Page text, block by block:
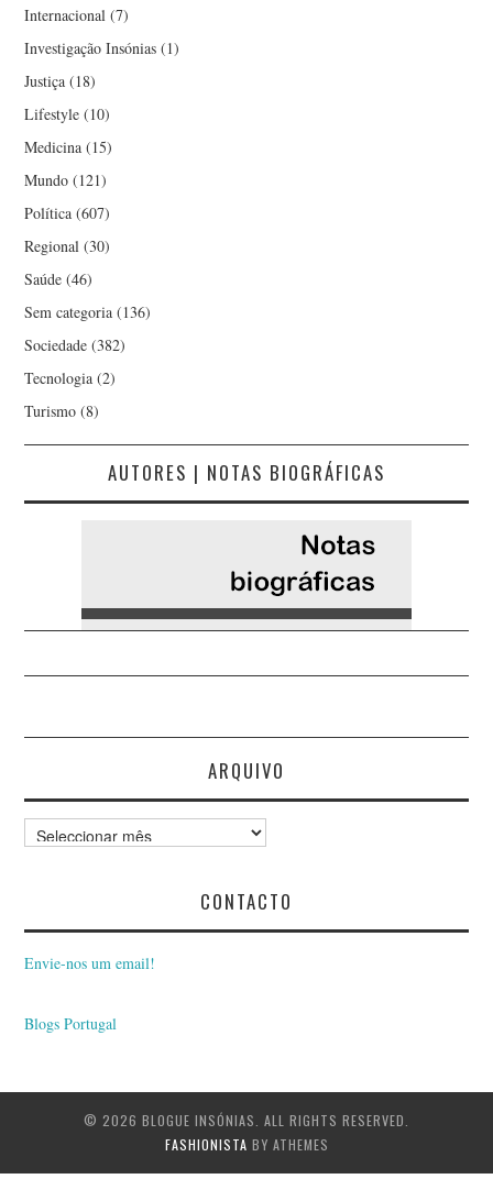
Internacional (7)
Investigação Insónias (1)
Justiça (18)
Lifestyle (10)
Medicina (15)
Mundo (121)
Política (607)
Regional (30)
Saúde (46)
Sem categoria (136)
Sociedade (382)
Tecnologia (2)
Turismo (8)
AUTORES | NOTAS BIOGRÁFICAS
ARQUIVO
Arquivo
CONTACTO
Envie-nos um email!
Blogs Portugal
© 2026 BLOGUE INSÓNIAS. ALL RIGHTS RESERVED.
FASHIONISTA BY ATHEMES